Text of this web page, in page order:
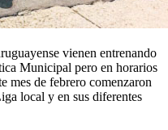
vienen entrenando
Municipal pero en horarios
mes de febrero comenzaron
local y en sus diferentes